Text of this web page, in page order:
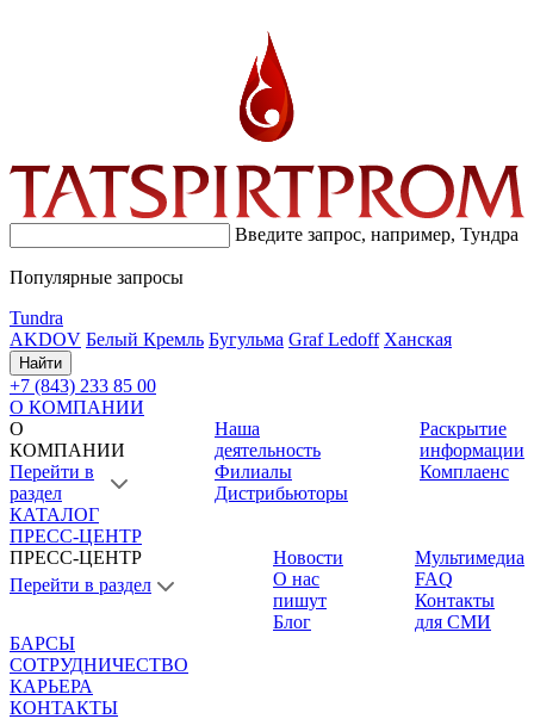
Введите запрос, например, Тундра
Популярные запросы
Tundra
AKDOV Белый Кремль Бугульма Graf Ledoff Ханская
Найти
+7 (843) 233 85 00
О КОМПАНИИ
О
КОМПАНИИ
Перейти в
раздел
Наша
деятельность
Филиалы
Дистрибьюторы
Раскрытие
информации
Комплаенс
КАТАЛОГ
ПРЕСС-ЦЕНТР
ПРЕСС-ЦЕНТР
Перейти в раздел
Новости
О нас
пишут
Блог
Мультимедиа
FAQ
Контакты
для СМИ
БАРСЫ
СОТРУДНИЧЕСТВО
КАРЬЕРА
КОНТАКТЫ